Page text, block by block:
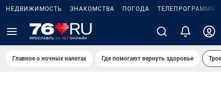
НЕДВИЖИМОСТЬ ЗНАКОМСТВА ПОГОДА ТЕЛЕПРОГРАММА
Главное о ночных налетах Где помогают вернуть здоровье